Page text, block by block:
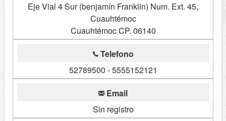
Eje Vial 4 Sur (benjamín Franklin) Num. Ext. 45,
Cuauhtémoc
Cuauhtémoc CP. 06140
Telefono
52789500 - 5555152121
Email
Sin registro